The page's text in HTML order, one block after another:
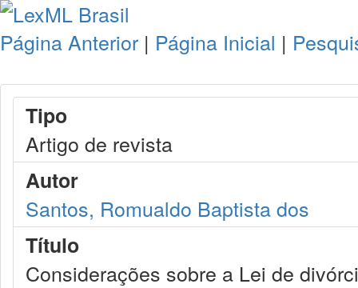
Página Anterior | Página Inicial |
Tipo
Artigo de revista
Autor
Santos, Romualdo Baptista dos
Título
Considerações sobre a Lei de